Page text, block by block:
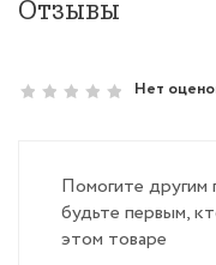
Отзывы
Нет
Помогите другим
будьте первым,
этом товаре